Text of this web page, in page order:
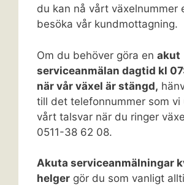
du kan nå vårt växelnummer
besöka vår kundmottagning.
Om du behöver göra en akut
serviceanmälan dagtid kl
när vår växel är stängd,
till det telefonnummer som vi
vårt talsvar när du ringer
0511-38 62 08.
Akuta serviceanmälningar
helger gör du som vanligt